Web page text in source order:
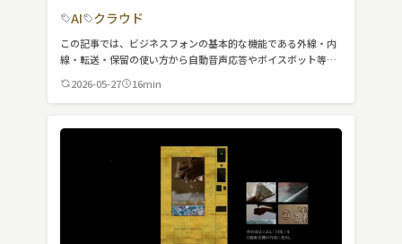
スマート漁業
AI
クラウド
この記事では、ビジネスフォンの基本的な機能である外線・内
線・転送・保留の使い方から自動音声応答やボイスボット等の
やすいように詳しく紹介しています。
2026-05-27 16min